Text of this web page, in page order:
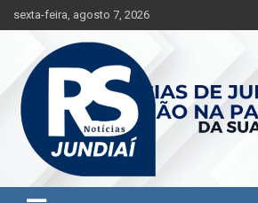
k
sexta-feira, agosto 7, 2026
Jundiaí e região na palma da sua mão!